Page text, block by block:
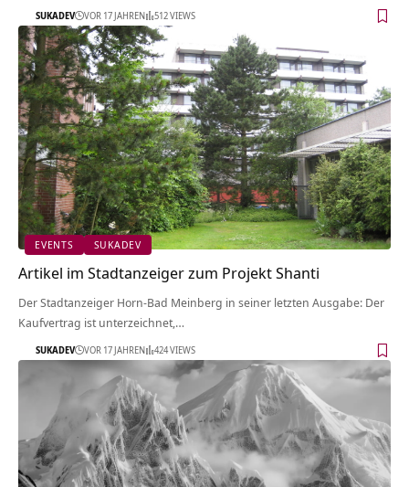
SUKADEV VOR 17 JAHREN 512 VIEWS
EVENTS SUKADEV
Artikel im Stadtanzeiger zum Projekt Shanti
Der Stadtanzeiger Horn-Bad Meinberg in seiner letzten Ausgabe: Der
Kaufvertrag ist unterzeichnet,…
SUKADEV VOR 17 JAHREN 424 VIEWS